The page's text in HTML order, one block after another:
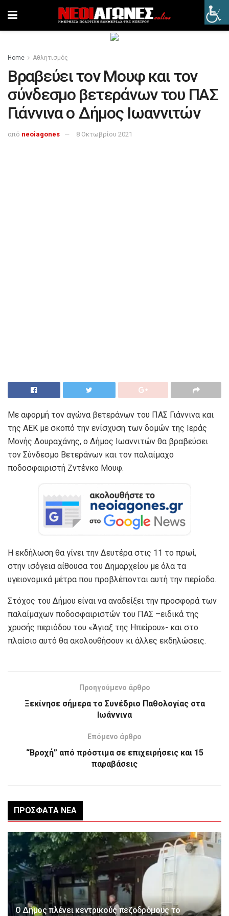
Home Αθλητισμός
Βραβεύει τον Μουφ και τον
σύνδεσμο βετεράνων του ΠΑΣ
Γιάννινα ο Δήμος Ιωαννιτών
από neoiagones 8 Οκτωβρίου 2021
Με αφορμή τον αγώνα βετεράνων του ΠΑΣ Γιάννινα και
της ΑΕΚ με σκοπό την ενίσχυση των δομών της Ιεράς
Μονής Δουραχάνης, ο Δήμος Ιωαννιτών θα βραβεύσει
τον Σύνδεσμο Βετεράνων και τον παλαίμαχο
ποδοσφαιριστή Ζντένκο Μουφ.
Η εκδήλωση θα γίνει την Δευτέρα στις 11 το πρωί,
στην ισόγεια αίθουσα του Δημαρχείου με όλα τα
υγειονομικά μέτρα που προβλέπονται αυτή την περίοδο.
Στόχος του Δήμου είναι να αναδείξει την προσφορά των
παλαίμαχων ποδοσφαιριστών του ΠΑΣ –ειδικά της
χρυσής περιόδου του «Άγιαξ της Ηπείρου»- και στο
πλαίσιο αυτό θα ακολουθήσουν κι άλλες εκδηλώσεις.
Προηγούμενο άρθρο
Ξεκίνησε σήμερα το Συνέδριο Παθολογίας στα
Ιωάννινα
Επόμενο άρθρο
“Βροχή” από πρόστιμα σε επιχειρήσεις και 15
παραβάσεις
ΠΡΌΣΦΑΤΑ ΝΈΑ
Ο Δήμος πλένει κεντρικούς πεζοδρόμους το